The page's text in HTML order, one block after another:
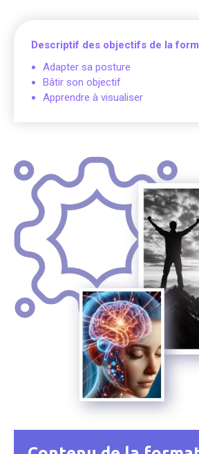
Descriptif des objectifs de la
Adapter sa posture
Bâtir son objectif
Apprendre à visualiser